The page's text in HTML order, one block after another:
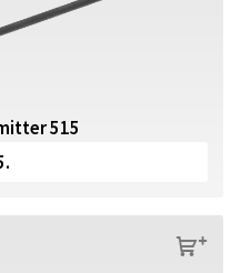
515
s